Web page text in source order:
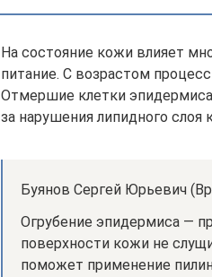
На состояние кожи влияет
питание. С возрастом
Отмершие клетки
за нарушения липидного слоя
Буянов Сергей Юрьевич
Огрубение эпидермиса —
поверхности кожи не
поможет применение